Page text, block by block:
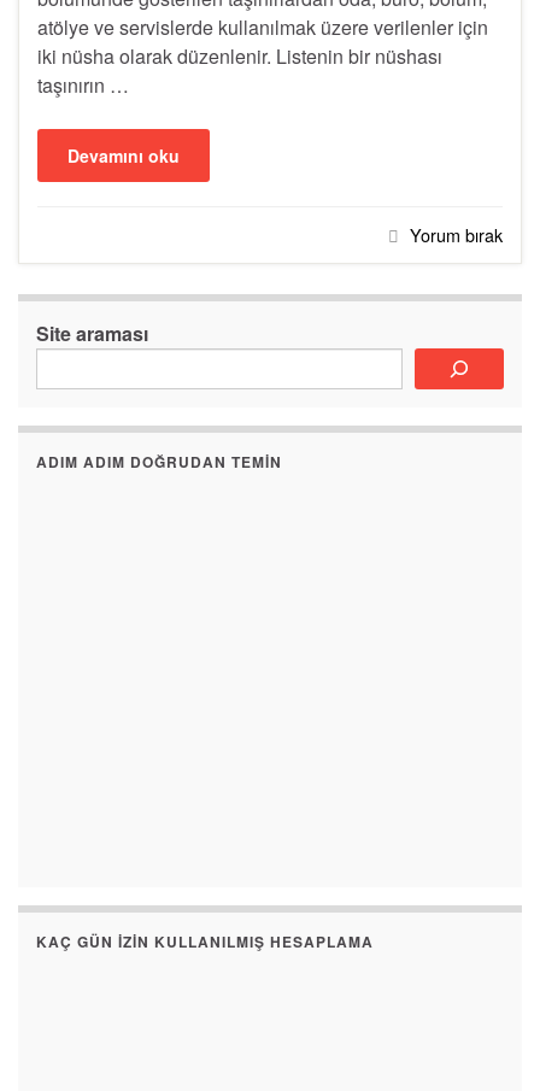
atölye ve servislerde kullanılmak üzere verilenler için
iki nüsha olarak düzenlenir. Listenin bir nüshası
taşınırın …
Devamını oku
Yorum bırak
Site araması
ADIM ADIM DOĞRUDAN TEMIN
KAÇ GÜN İZIN KULLANILMIŞ HESAPLAMA